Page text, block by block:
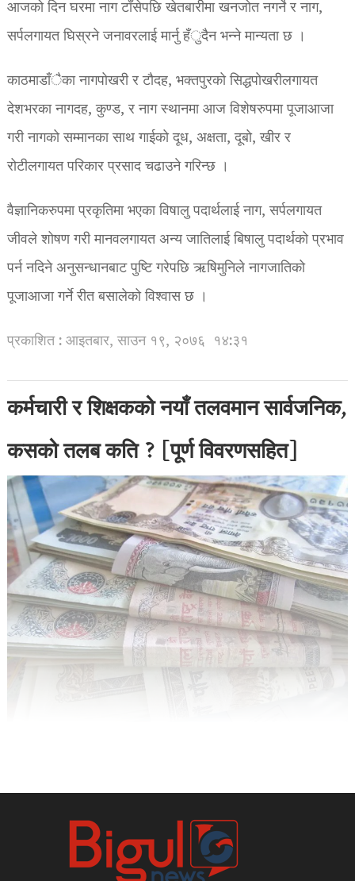
आजको दिन घरमा नाग टाँसेपछि खेतबारीमा खनजोत नगर्ने र नाग,
सर्पलगायत घिस्रने जनावरलाई मार्नु हँुदैन भन्ने मान्यता छ ।
काठमाडाँैका नागपोखरी र टौदह, भक्तपुरको सिद्धपोखरीलगायत
देशभरका नागदह, कुण्ड, र नाग स्थानमा आज विशेषरुपमा पूजाआजा
गरी नागको सम्मानका साथ गाईको दूध, अक्षता, दूबो, खीर र
रोटीलगायत परिकार प्रसाद चढाउने गरिन्छ ।
वैज्ञानिकरुपमा प्रकृतिमा भएका विषालु पदार्थलाई नाग, सर्पलगायत
जीवले शोषण गरी मानवलगायत अन्य जातिलाई बिषालु पदार्थको प्रभाव
पर्न नदिने अनुसन्धानबाट पुष्टि गरेपछि ऋषिमुनिले नागजातिको
पूजाआजा गर्ने रीत बसालेको विश्वास छ ।
प्रकाशित : आइतबार, साउन १९, २०७६ १४:३१
कर्मचारी र शिक्षकको नयाँ तलवमान सार्वजनिक,
कसको तलब कति ? [पूर्ण विवरणसहित]